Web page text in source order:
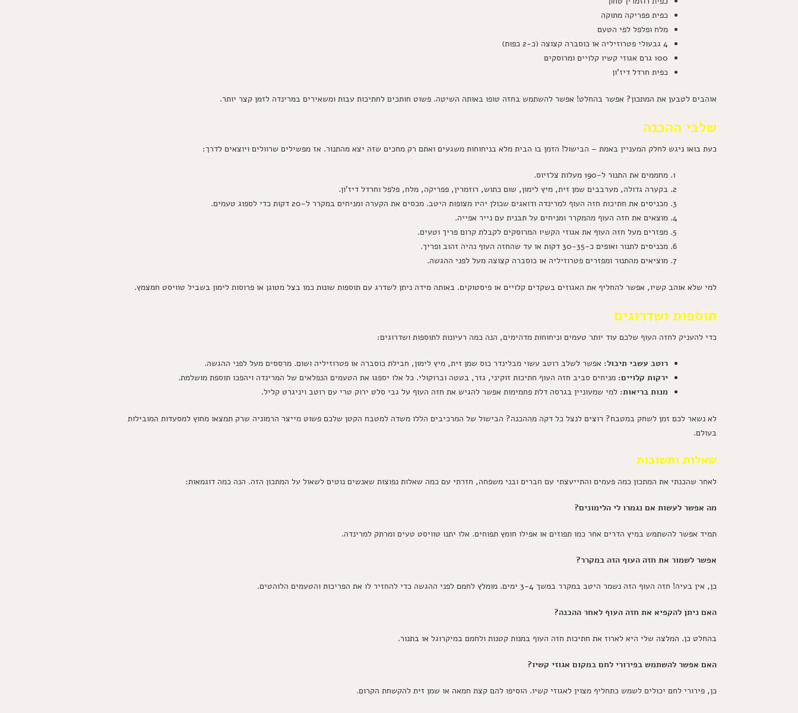
כפית פפריקה מתוקה
מלח ופלפל לפי הטעם
4 גבעולי פטרוזיליה או כוסברה קצוצה (כ-2 כפות)
100 גרם אגוזי קשיו קלויים ומרוסקים
כפית חרדל דיז'ון
אוהבים לטבען את המתכון? אפשר בהחלט! אפשר להשתמש בחזה טופו באותה השיטה. פשוט חותכים לחתיכות עבות ומשאירים במרינדה לזמן קצר יותר.
שלבי ההכנה
כעת בואו ניגש לחלק המעניין באמת – הבישול! הזמן בו הבית מלא בניחוחות משגעים ואתם רק מחכים שזה יצא מהתנור. אז מפשילים שרוולים ויוצאים לדרך:
מחממים את התנור ל-190 מעלות צלזיוס.
בקערה גדולה, מערבבים שמן זית, מיץ לימון, שום כתוש, רוזמרין, פפריקה, מלח, פלפל וחרדל דיז'ון.
מכניסים את חתיכות חזה העוף למרינדה ודואגים שכולן יהיו מצופות היטב. מכסים את הקערה ומניחים במקרר ל-20 דקות כדי לספוג טעמים.
מוצאים את חזה העוף מהמקרר ומניחים על תבנית עם נייר אפייה.
מפזרים מעל חזה העוף את אגוזי הקשיו המרוסקים לקבלת קרום פריך וטעים.
מכניסים לתנור ואופים כ-30-35 דקות או עד שהחזה העוף נהיה זהוב ופריך.
מוציאים מהתנור ומפזרים פטרוזיליה או כוסברה קצוצה מעל לפני ההגשה.
למי שלא אוהב קשיו, אפשר להחליף את האגוזים בשקדים קלויים או פיסטוקים. באותה מידה ניתן לשדרג עם תוספות שונות כמו בצל מטוגן או פרוסות לימון בשביל טוויסט חמצמץ.
תוספות ושדרוגים
כדי להעניק לחזה העוף שלכם עוד יותר טעמים וניחוחות מדהימים, הנה כמה רעיונות לתוספות ושדרוגים:
רוטב עשבי תיבול: אפשר לשלב רוטב עשוי מבלינדר כוס שמן זית, מיץ לימון, חבילת כוסברה או פטרוזיליה ושום. מרססים מעל לפני ההגשה.
ירקות קלויים: מניחים סביב חזה העוף חתיכות זוקיני, גזר, בטטה וברוקולי. כל אלו יספגו את הטעמים הנפלאים של המרינדה ויהפכו תוספת מושלמת.
מנות בריאות: למי שמעוניין בגרסה דלת פחמימות אפשר להגיש את חזה העוף על גבי סלט ירוק טרי עם רוטב ויניגרט קליל.
לא נשאר לכם זמן לשחק במטבח? רוצים לנצל כל דקה מההכנה? הבישול של המרכיבים הללו משדה למטבח הקטן שלכם פשוט מייצר הרמוניה שרק תמצאו מחוץ למסעדות המובילות
בעולם.
שאלות ותשובות
לאחר שהכנתי את המתכון כמה פעמים והתייעצתי עם חברים ובני משפחה, חזרתי עם כמה שאלות נפוצות שאנשים נוטים לשאול על המתכון הזה. הנה כמה דוגמאות:
מה אפשר לעשות אם נגמרו לי הלימונים?
תמיד אפשר להשתמש במיץ הדרים אחר כמו תפוזים או אפילו חומץ תפוחים. אלו יתנו טוויסט טעים ומרתק למרינדה.
אפשר לשמור את חזה העוף הזה במקרר?
כן, אין בעיה! חזה העוף הזה נשמר היטב במקרר במשך 3-4 ימים. מומלץ לחמם לפני ההגשה כדי להחזיר לו את הפריכות והטעמים הלוהטים.
האם ניתן להקפיא את חזה העוף לאחר ההכנה?
בהחלט כן. המלצה שלי היא לארוז את חתיכות חזה העוף במנות קטנות ולחמם במיקרוגל או בתנור.
האם אפשר להשתמש בפירורי לחם במקום אגוזי קשיו?
כן, פירורי לחם יכולים לשמש כתחליף מצוין לאגוזי קשיו. הוסיפו להם קצת חמאה או שמן זית להקשחת הקרום.